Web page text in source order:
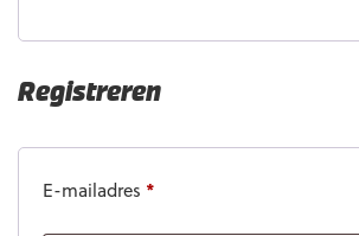
Registreren
E-mailadres *